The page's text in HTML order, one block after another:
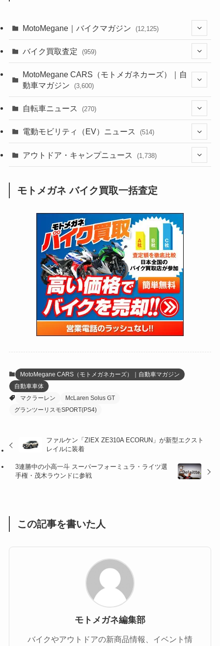
MotoMegane｜バイクマガジン (12,125)
(44)
(637)
(118)
(60)
(31)
(51)
(34)
(5)
(12)
(63)
(109)
(252)
(38)
(24)
(16)
(25)
(24)
(47)
(15)
(5)
(249)
(64)
(16)
(62)
(4)
(6)
(17)
(5)
(32)
(306)
(6,953)
(2,473)
(249)
(1,226)
(12)
(131)
(38)
(131)
(167)
(85)
(21)
(61)
(171)
(98)
(13)
(60)
(274)
(171)
(38)
(47)
(59)
(36)
(1)
(1)
(66)
(16)
(141)
(254)
(204)
(1,139)
(166)
(23)
(33)
(34)
(35)
(41)
(415)
(16)
バイク買取査定 (959)
(352)
MotoMegane CARS（モトメガネカーズ）｜自
動車マガジン
(3,600)
(185)
(137)
(72)
(2,741)
(126)
(170)
自転車ニュース (270)
(54)
(211)
電動モビリティ（EV）ニュース (514)
(132)
(171)
(118)
(27)
アウトドア・キャンプニュース (1,738)
(1,605)
(147)
(13)
(19)
(12)
(16)
(8)
(1)
(55)
モトメガネ バイク買取一括査定
MotoMegane CARS（モトメガネカーズ）｜自動車マガジン
自動車車体
マクラーレン
McLaren Solus GT
グランツーリスモSPORT(PS4)
ファルケン「ZIEX ZE310A ECORUN」が新型エクスト
レイルに装着
3連勝中の小高一斗 スーパーフォーミュラ・ライツ選
手権・茂木ラウンドに参戦
この記事を書いた人
モトメガネ編集部
バイクやアウトドアの新商品情報、イベント情